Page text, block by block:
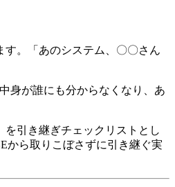
。「あのシステム、〇〇さん
身が誰にも分からなくなり、あ
引き継ぎチェックリストとし
から取りこぼさずに引き継ぐ実